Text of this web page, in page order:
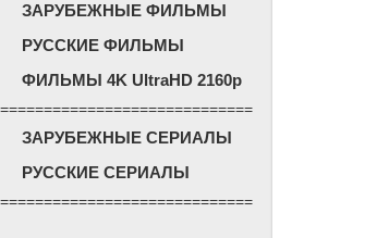
ЗАРУБЕЖНЫЕ ФИЛЬМЫ
РУССКИЕ ФИЛЬМЫ
ФИЛЬМЫ 4K UltraHD 2160p
=============================
ЗАРУБЕЖНЫЕ СЕРИАЛЫ
РУССКИЕ СЕРИАЛЫ
=============================